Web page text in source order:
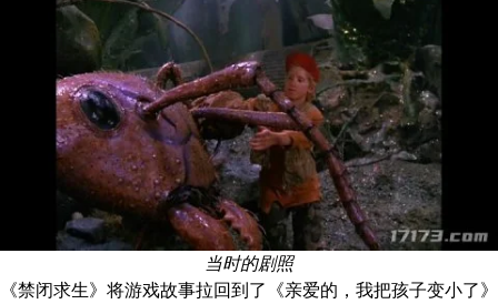
当时的剧照
《禁闭求生》将游戏故事拉回到了《亲爱的，我把孩子变小了》